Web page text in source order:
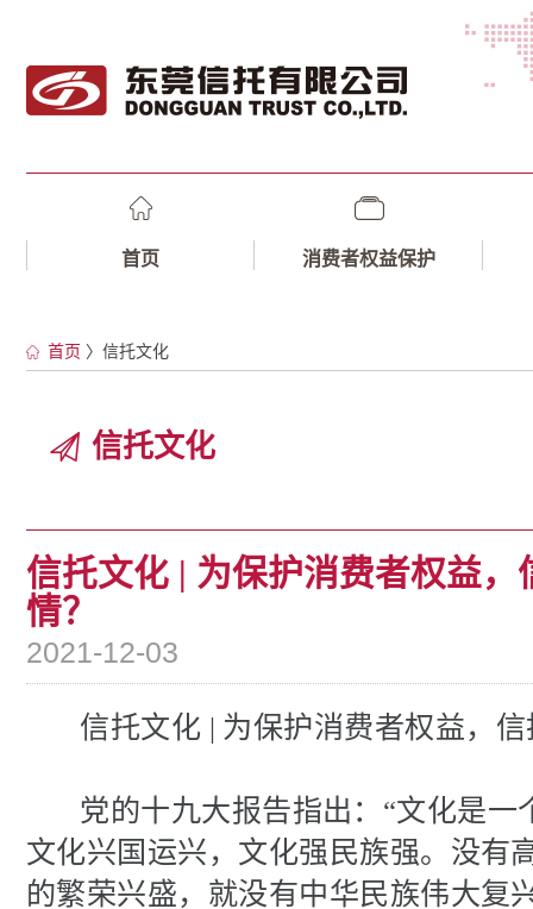
首页 消费者权益保护
首页 〉信托文化
信托文化
信托文化 | 为保护消费者权益
情？
2021-12-03
信托文化 | 为保护消费者权益，
党的十九大报告指出： “文化是一
文化兴国运兴，文化强民族强。没有
的繁荣兴盛，就没有中华民族伟大复